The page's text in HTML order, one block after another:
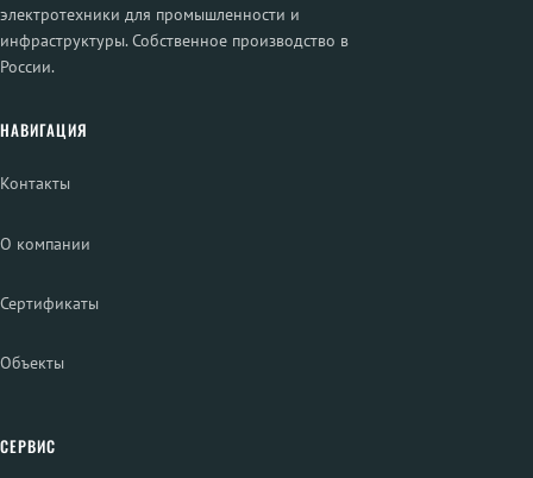
электротехники для промышленности и
инфраструктуры. Собственное производство в
России.
НАВИГАЦИЯ
Контакты
О компании
Сертификаты
Объекты
СЕРВИС